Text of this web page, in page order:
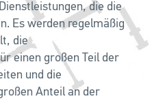
die die
Es werden regelmäßig
die
einen großen Teil der
und die
Anteil an der